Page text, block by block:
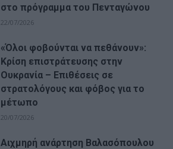
στο πρόγραμμα του Πενταγώνου
22/07/2026
«Όλοι φοβούνται να πεθάνουν»:
Κρίση επιστράτευσης στην
Ουκρανία – Επιθέσεις σε
στρατολόγους και φόβος για το
μέτωπο
20/07/2026
Αιχμηρή ανάρτηση Βαλασόπουλου